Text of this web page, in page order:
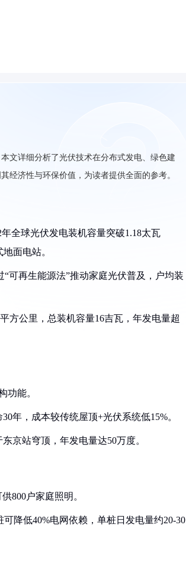
文详细分析了光伏技术在分布式发电、绿色建
经济性与环保价值，为读者提供全面的参考。
全球光伏发电装机容量突破1.18太瓦
面电站。
可再生能源法”推动家庭光伏普及，户均装
方公里，总装机容量16吉瓦，年发电量超
功能。
年，成本较传统屋顶+光伏系统低15%。
京站穹顶，年发电量达50万度。
800户家庭照明。
降低40%电网依赖，单桩日发电量约20-30